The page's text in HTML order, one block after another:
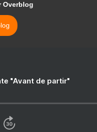
Overblog
"Avant de partir"